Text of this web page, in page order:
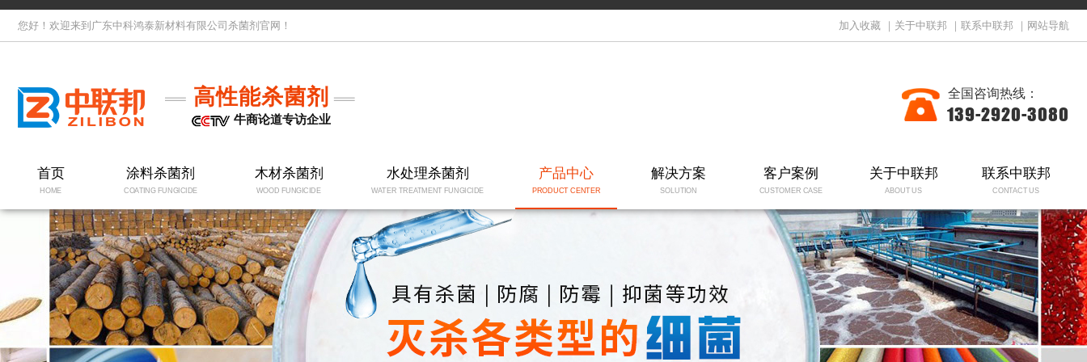
您好！欢迎来到广东中科鸿泰新材料有限公司杀菌剂官网！ 加入收藏 关于中联邦 联系中联邦 网站导航
高性能杀菌剂
牛商论道专访企业
全国咨询热线：
139-2920-3080
首页
HOME
涂料杀菌剂
COATING FUNGICIDE
木材杀菌剂
WOOD FUNGICIDE
水处理杀菌剂
WATER TREATMENT FUNGICIDE
产品中心
PRODUCT CENTER
解决方案
SOLUTION
客户案例
CUSTOMER CASE
关于中联邦
ABOUT US
联系中联邦
CONTACT US